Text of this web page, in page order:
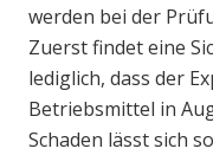
werden bei der
Zuerst findet eine
lediglich, dass der
Betriebsmittel in
Schaden lässt sich